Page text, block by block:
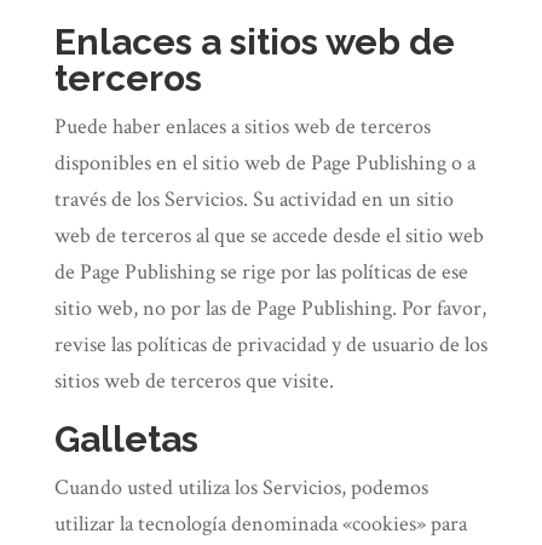
Enlaces a sitios web de
terceros
Puede haber enlaces a sitios web de terceros
disponibles en el sitio web de Page Publishing o a
través de los Servicios. Su actividad en un sitio
web de terceros al que se accede desde el sitio web
de Page Publishing se rige por las políticas de ese
sitio web, no por las de Page Publishing. Por favor,
revise las políticas de privacidad y de usuario de los
sitios web de terceros que visite.
Galletas
Cuando usted utiliza los Servicios, podemos
utilizar la tecnología denominada «cookies» para